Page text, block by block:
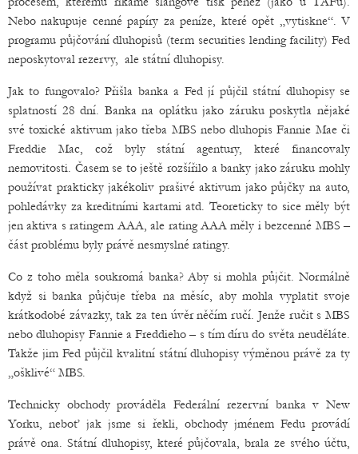
Nebo nakupuje cenné papíry za peníze, které opět „vytiskne“. V
programu půjčování dluhopisů (term securities lending facility) Fed
neposkytoval rezervy, ale státní dluhopisy.
Jak to fungovalo? Přišla banka a Fed jí půjčil státní dluhopisy se
splatností 28 dní. Banka na oplátku jako záruku poskytla nějaké
své toxické aktivum jako třeba MBS nebo dluhopis Fannie Mae či
Freddie Mac, což byly státní agentury, které financovaly
nemovitosti. Časem se to ještě rozšířilo a banky jako záruku mohly
používat prakticky jakékoliv prašivé aktivum jako půjčky na auto,
pohledávky za kreditními kartami atd. Teoreticky to sice měly být
jen aktiva s ratingem AAA, ale rating AAA měly i bezcenné MBS –
část problému byly právě nesmyslné ratingy.
Co z toho měla soukromá banka? Aby si mohla půjčit. Normálně
když si banka půjčuje třeba na měsíc, aby mohla vyplatit svoje
krátkodobé závazky, tak za ten úvěr něčím ručí. Jenže ručit s MBS
nebo dluhopisy Fannie a Freddieho – s tím díru do světa neuděláte.
Takže jim Fed půjčil kvalitní státní dluhopisy výměnou právě za ty
„ošklivé“ MBS.
Technicky obchody prováděla Federální rezervní banka v New
Yorku, neboť jak jsme si řekli, obchody jménem Fedu provádí
právě ona. Státní dluhopisy, které půjčovala, brala ze svého účtu,